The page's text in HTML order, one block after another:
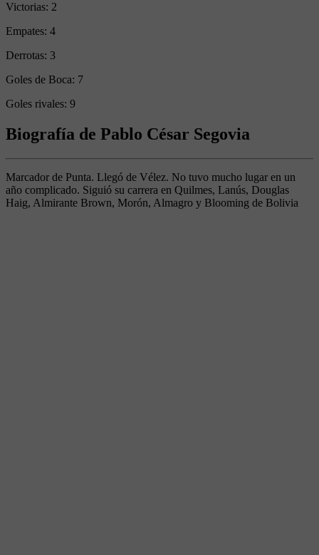
Victorias: 2
Empates: 4
Derrotas: 3
Goles de Boca: 7
Goles rivales: 9
Biografía de Pablo César Segovia
Marcador de Punta. Llegó de Vélez. No tuvo mucho lugar en un
año complicado. Siguió su carrera en Quilmes, Lanús, Douglas
Haig, Almirante Brown, Morón, Almagro y Blooming de Bolivia